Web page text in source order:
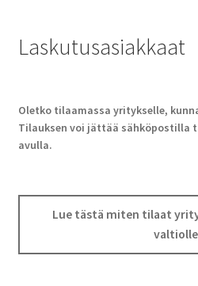
Laskutusasiakkaat
Oletko tilaamassa yritykselle,
Tilauksen voi jättää sähköpostilla
avulla.
Lue tästä miten tilaat